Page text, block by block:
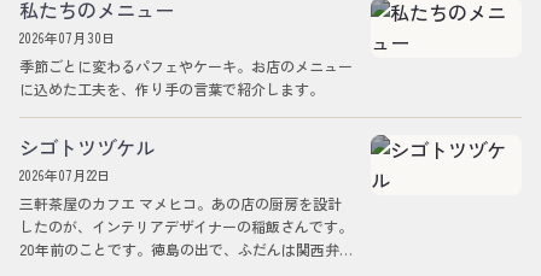
私たちのメニュー
2026年07月30日
季節ごとに変わるパフェやケーキ。お店のメニュー
に込めた工夫を、作り手の言葉で紹介します。
シゴトツヅケル
2026年07月22日
三軒茶屋のカフエ マメヒコ。あの店の厨房を設計
したのが、インテリアデザイナーの稲飯さんです。
20年前のことです。徳島の出で、ふだんは関西弁の